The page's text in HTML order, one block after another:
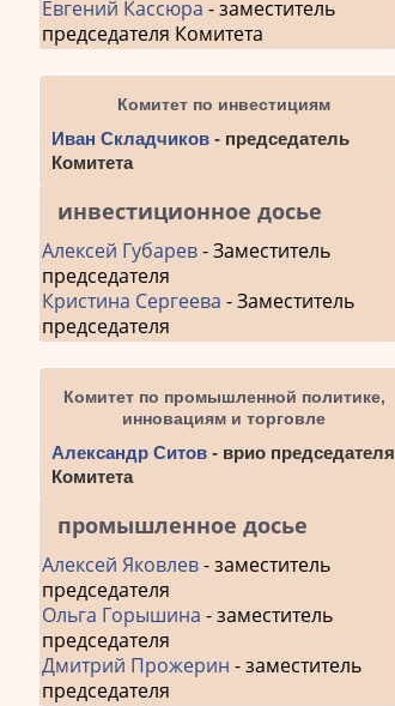
Евгений Кассюра - заместитель
председателя Комитета
Комитет по инвестициям
Иван Складчиков - председатель
Комитета
инвестиционное досье
Алексей Губарев- Заместитель
председателя
Кристина Сергеева - Заместитель
председателя
Комитет по промышленной политике,
инновациям и торговле
Александр Ситов - врио председателя
Комитета
промышленное досье
Алексей Яковлев- заместитель
председателя
Ольга Горышина - заместитель
председателя
Дмитрий Прожерин - заместитель
председателя